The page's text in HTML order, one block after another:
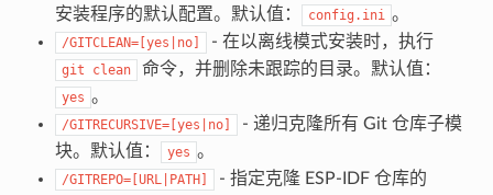
安装程序的默认配置。默认值：
config.ini 。
/GITCLEAN=[yes|no] - 在以离线模式安装时，执行
git clean 命令，并删除未跟踪的目录。默认值：
yes 。
/GITRECURSIVE=[yes|no]
- 递归克隆所有 Git 仓库子模
块。默认值：
yes 。
/GITREPO=[URL|PATH]
- 指定克隆 ESP-IDF 仓库的